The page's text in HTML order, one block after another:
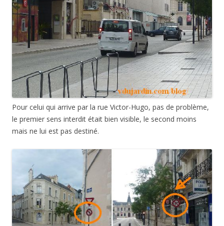
Pour celui qui arrive par la rue Victor-Hugo, pas de problème,
le premier sens interdit était bien visible, le second moins
mais ne lui est pas destiné.